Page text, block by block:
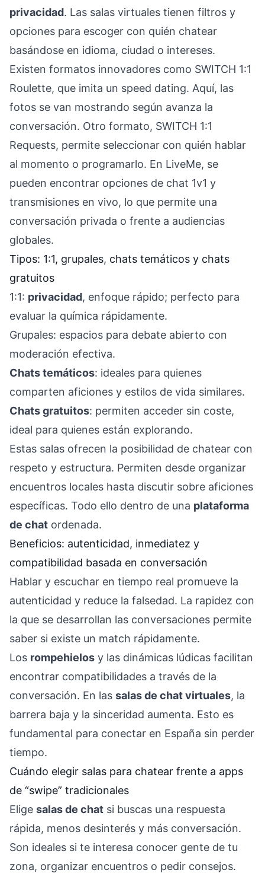
privacidad. Las salas virtuales tienen filtros y
opciones para escoger con quién chatear
basándose en idioma, ciudad o intereses.
Existen formatos innovadores como SWITCH 1:1
Roulette, que imita un speed dating. Aquí, las
fotos se van mostrando según avanza la
conversación. Otro formato, SWITCH 1:1
Requests, permite seleccionar con quién hablar
al momento o programarlo. En LiveMe, se
pueden encontrar opciones de chat 1v1 y
transmisiones en vivo, lo que permite una
conversación privada o frente a audiencias
globales.
Tipos: 1:1, grupales, chats temáticos y chats
gratuitos
1:1: privacidad, enfoque rápido; perfecto para
evaluar la química rápidamente.
Grupales: espacios para debate abierto con
moderación efectiva.
Chats temáticos: ideales para quienes
comparten aficiones y estilos de vida similares.
Chats gratuitos: permiten acceder sin coste,
ideal para quienes están explorando.
Estas salas ofrecen la posibilidad de chatear con
respeto y estructura. Permiten desde organizar
encuentros locales hasta discutir sobre aficiones
específicas. Todo ello dentro de una plataforma
de chat ordenada.
Beneficios: autenticidad, inmediatez y
compatibilidad basada en conversación
Hablar y escuchar en tiempo real promueve la
autenticidad y reduce la falsedad. La rapidez con
la que se desarrollan las conversaciones permite
saber si existe un match rápidamente.
Los rompehielos y las dinámicas lúdicas facilitan
encontrar compatibilidades a través de la
conversación. En las salas de chat virtuales, la
barrera baja y la sinceridad aumenta. Esto es
fundamental para conectar en España sin perder
tiempo.
Cuándo elegir salas para chatear frente a apps
de “swipe” tradicionales
Elige salas de chat si buscas una respuesta
rápida, menos desinterés y más conversación.
Son ideales si te interesa conocer gente de tu
zona, organizar encuentros o pedir consejos.